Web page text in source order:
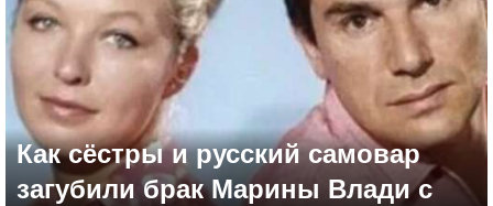
Как сёстры и русский самовар
загубили брак Марины Влади с